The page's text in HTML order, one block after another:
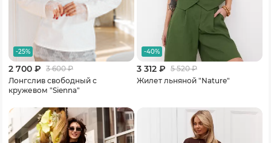
-25%
2 700 ₽ 3 600₽
Лонгслив свободный с
кружевом "Sienna"
-40%
3 312 ₽ 5 520₽
Жилет льняной "Nature"